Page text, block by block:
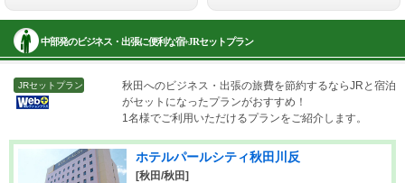
中部発のビジネス・出張に便利な宿+JRセットプラン
JRセットプラン
秋田へのビジネス・出張の旅費を節約するならJRと宿泊
がセットになったプランがおすすめ！
1名様でご利用いただけるプランをご紹介します。
ホテルパールシティ秋田川反
[秋田/秋田]